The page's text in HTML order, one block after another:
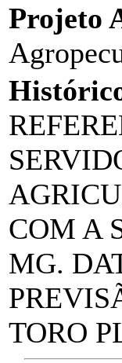
Projeto
COM A
MG.
TORO